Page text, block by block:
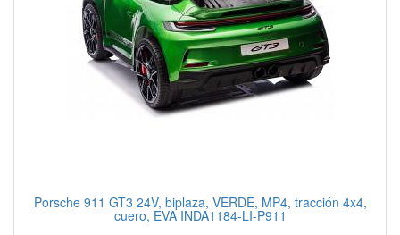
Porsche 911 GT3 24V, biplaza, VERDE, MP4, tracción 4x4,
cuero, EVA INDA1184-LI-P911